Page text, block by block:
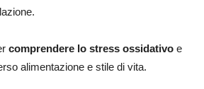
comprendere lo stress ossidativo e
alimentazione e stile di vita.